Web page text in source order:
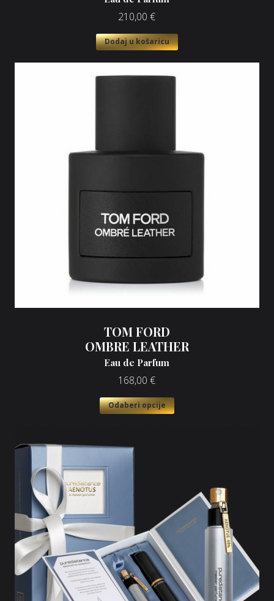
210,00 €
Dodaj u košaricu
TOM FORD
OMBRE LEATHER
Eau de Parfum
168,00 €
Odaberi opcije